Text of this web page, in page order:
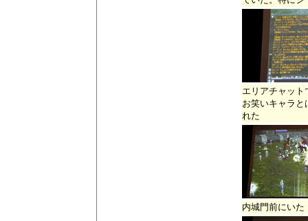
エリアチャッ
お笑いキャラ
れた
内城門前にいた